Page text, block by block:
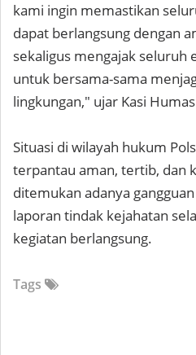
kami ingin memastikan
dapat berlangsung dengan
sekaligus mengajak seluruh
untuk bersama-sama
lingkungan," ujar Kasi
Situasi di wilayah hukum
terpantau aman, tertib, dan
ditemukan adanya
laporan tindak kejahatan
kegiatan berlangsung.
Tags